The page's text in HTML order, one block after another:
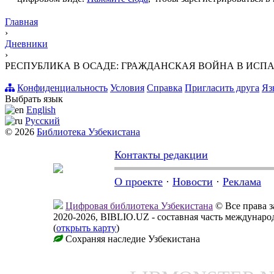
Главная
›
Дневники
›
РЕСПУБЛИКА В ОСАДЕ: ГРАЖДАНСКАЯ ВОЙНА В ИСПАНИИ
Конфиденциальность Условия Справка Пригласить друга
Выбрать язык
English
Русский
© 2026 Библиотека Узбекистана
Контакты редакции
О проекте · Новости · Реклама
Цифровая библиотека Узбекистана © Все права
2020-2026, BIBLIO.UZ - составная часть
(открыть карту)
Сохраняя наследие Узбекистана